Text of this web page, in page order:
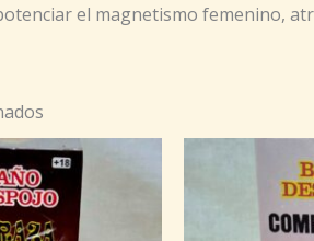
el magnetismo femenino,